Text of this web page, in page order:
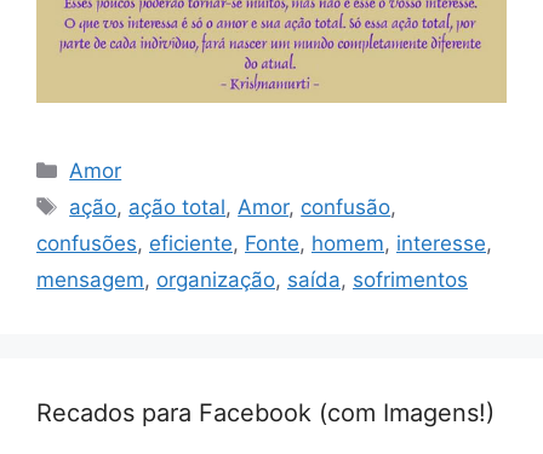
Categorias
Amor
Tags
ação, ação total,Amor, confusão,
confusões, eficiente, Fonte, homem, interesse,
mensagem, organização, saída, sofrimentos
Recados para Facebook (com Imagens!)